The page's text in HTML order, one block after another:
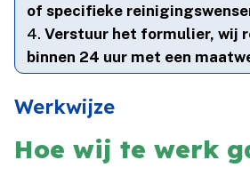
of specifieke
Verstuur het formulier, wij
binnen 24 uur met een
Werkwijze
Hoe wij te werk